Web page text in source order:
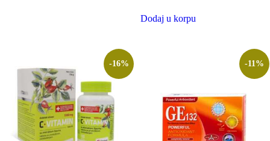
Dodaj u korpu
-16% -11%